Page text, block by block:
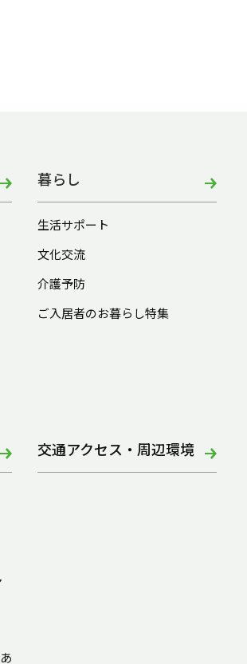
暮らし
生活サポート
文化交流
介護予防
ご入居者のお暮らし特集
交通アクセス・周辺環境